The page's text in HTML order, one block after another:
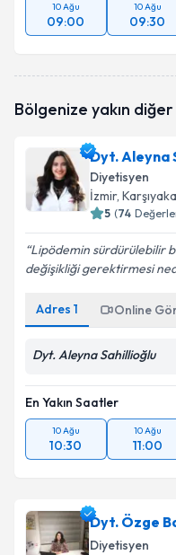
10 Ağu
09:00
10 Ağu
09:30
Bölgenize yakın
Dyt. Aleyna
Diyetisyen
İzmir, Karşıyaka
5 (74
Lipödemin sürdürülebilir
değişikliği gerektirmesi
Adres 1 Online
Dyt. Aleyna Sahillioğlu
En Yakın Saatler
10 Ağu
10:30
10 Ağu
11:00
Dyt. Özge
Diyetisyen